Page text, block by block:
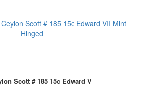
Scott # 185 15c Edward V